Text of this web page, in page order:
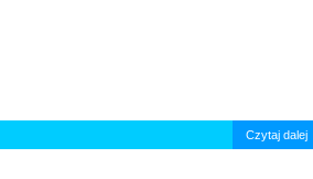
Czytaj dalej